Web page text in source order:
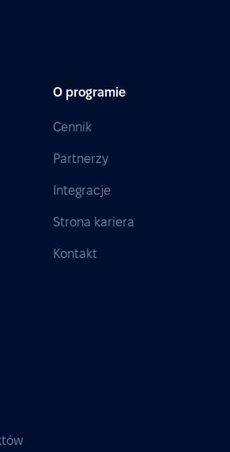
O programie
Cennik
Partnerzy
Integracje
Strona kariera
Kontakt